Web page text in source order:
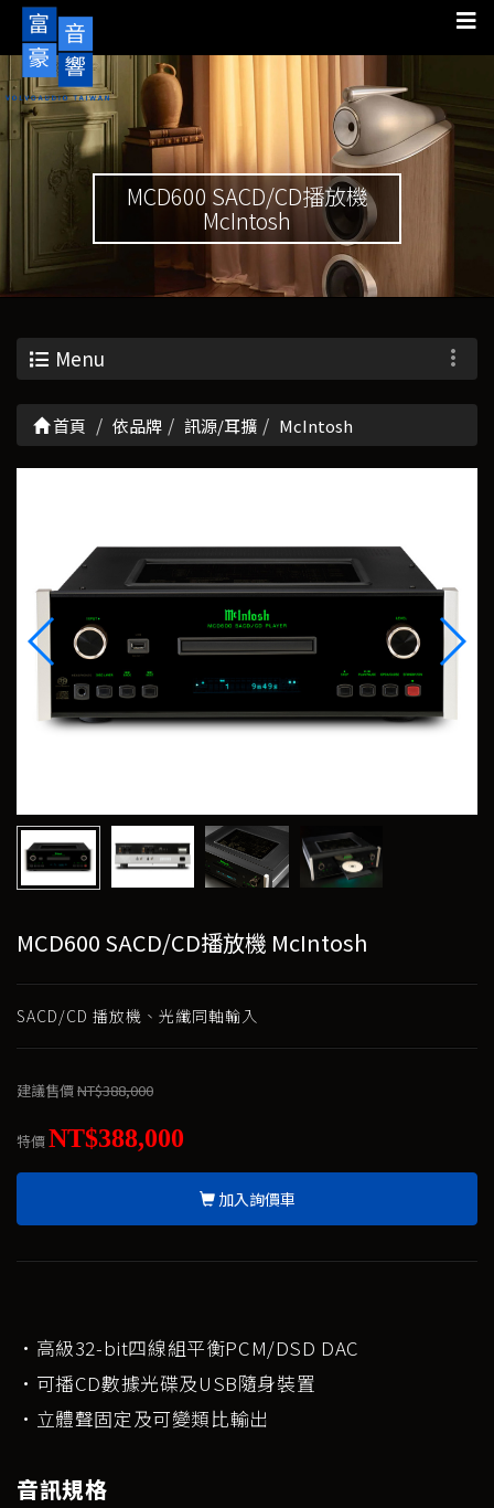
MCD600 SACD/CD播放機
McIntosh
Menu
首頁 依品牌 訊源/耳擴 McIntosh
MCD600 SACD/CD播放機 McIntosh
SACD/CD 播放機、光纖同軸輸入
建議售價NT$388,000
特價NT$388,000
加入詢價車
·高級32-bit四線組平衡PCM/DSD DAC
·可播CD數據光碟及USB隨身裝置
·立體聲固定及可變類比輸出
音訊規格